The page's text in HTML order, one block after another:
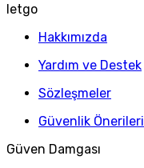
letgo
Hakkımızda
Yardım ve Destek
Sözleşmeler
Güvenlik Önerileri
Güven Damgası